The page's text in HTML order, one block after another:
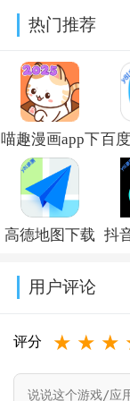
热门推荐
喵趣漫画app下
载小说免费安
装v5.0.0
百
高德地图下载
v16.13.0.2011
抖
用户评论
评分 ★ ★ ★